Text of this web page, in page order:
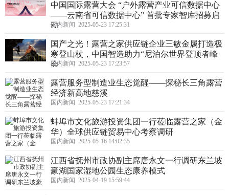
中国国际露营大会 “户外露营产业可信数据中心
——云南省可信数据中心” 首批专家智库招募启
动
国内新闻 2025-05-23 17:25:31
国产之光！露营之家供应链企业三敏金属打造极
寒登山杖，中国智造助力“尼泊尔世界登顶者峰
会
国内新闻 2025-05-23 17:23:57
露营服务型制造业生态觉醒——探秘长三角露营
经济新高地慈溪
国内新闻 2025-05-23 17:21:34
蚌埠市文化旅游投资集团一行莅临露营之家（金
华）全球供应链贸易中心考察调研
国内新闻 2025-05-16 14:02:35
江西省抚州市政协副主席唐永文一行调研东兰坡
豪湖国家湿地公园生态康养模式
国内新闻 2025-04-19 15:59:44